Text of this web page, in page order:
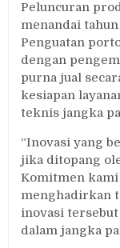
Peluncuran
menandai
Penguatan
dengan
purna jual
kesiapan
teknis jangka
“Inovasi yang
jika ditopang
Komitmen
menghadirkan
inovasi
dalam jangka